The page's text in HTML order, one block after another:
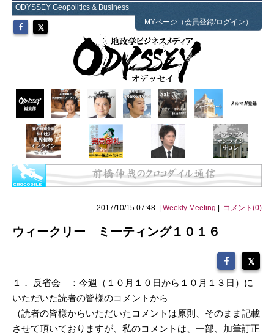
ODYSSEY Geopolitics & Business
MYページ（会員登録/ログイン）
2017/10/15 07:48 | Weekly Meeting コメント(0)
ウィークリー ミーティング１０１６
１． 反省会 ：今週（１０月１０日から１０月１３日）に
いただいた読者の皆様のコメントから
（読者の皆様からいただいたコメントは原則、そのまま記載
させて頂いておりますが、私のコメントは、一部、加筆訂正